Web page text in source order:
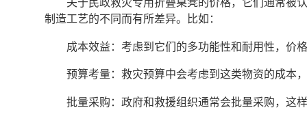
关于民政救灾专用折叠桌凳的价格，它们通常被
制造工艺的不同而有所差异。比如：
成本效益：考虑到它们的多功能性和耐用性，价
预算考量：救灾预算中会考虑到这类物资的成本
批量采购：政府和救援组织通常会批量采购，这